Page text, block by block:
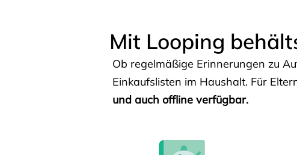
Mit Looping
Ob regelmäßige Erinnerungen zu
Einkaufslisten im Haushalt. Für
und auch offline verfügbar.